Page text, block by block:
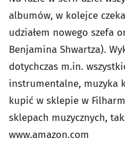
albumów, w kolejce
udziałem nowego szefa
Benjamina Shwartza).
dotychczas m.in.
instrumentalne, muzyka
kupić w sklepie w
sklepach muzycznych,
www.amazon.com